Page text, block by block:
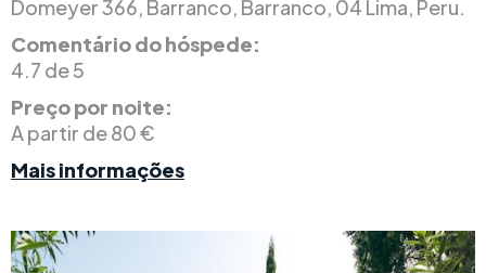
Domeyer 366, Barranco, Barranco, 04 Lima, Peru.
Comentário do hóspede:
4.7 de 5
Preço por noite:
A partir de 80 €
Mais informações